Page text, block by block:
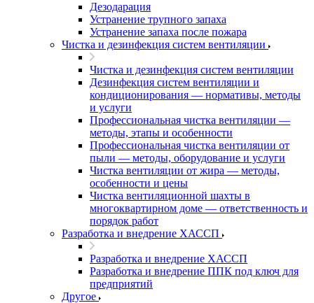
Дезодарация
Устранение трупного запаха
Устранение запаха после пожара
Чистка и дезинфекция систем вентиляции
Чистка и дезинфекция систем вентиляции
Дезинфекция систем вентиляции и
кондиционирования — нормативы, методы
и услуги
Профессиональная чистка вентиляции —
методы, этапы и особенности
Профессиональная чистка вентиляции от
пыли — методы, оборудование и услуги
Чистка вентиляции от жира — методы,
особенности и цены
Чистка вентиляционной шахты в
многоквартирном доме — ответственность и
порядок работ
Разработка и внедрение ХАССП
Разработка и внедрение ХАССП
Разработка и внедрение ППК под ключ для
предприятий
Другое